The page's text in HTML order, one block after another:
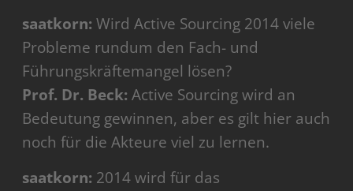
saatkorn: Wird Active Sourcing 2014 viele
Probleme rundum den Fach- und
Führungskräftemangel lösen?
Prof. Dr. Beck:Active Sourcing wird an
Bedeutung gewinnen, aber es gilt hier auch
noch für die Akteure viel zu lernen.
saatkorn: 2014 wird für das